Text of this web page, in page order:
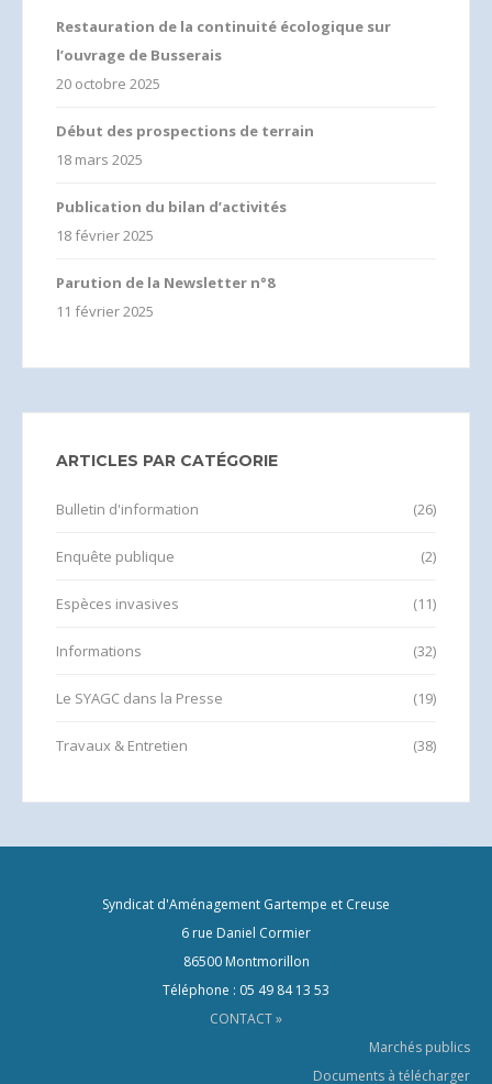
Restauration de la continuité écologique sur
l’ouvrage de Busserais
20 octobre 2025
Début des prospections de terrain
18 mars 2025
Publication du bilan d’activités
18 février 2025
Parution de la Newsletter n°8
11 février 2025
ARTICLES PAR CATÉGORIE
Bulletin d'information (26)
Enquête publique (2)
Espèces invasives (11)
Informations (32)
Le SYAGC dans la Presse (19)
Travaux & Entretien (38)
Syndicat d'Aménagement Gartempe et Creuse
6 rue Daniel Cormier
86500 Montmorillon
Téléphone : 05 49 84 13 53
CONTACT »
Marchés publics
Documents à télécharger